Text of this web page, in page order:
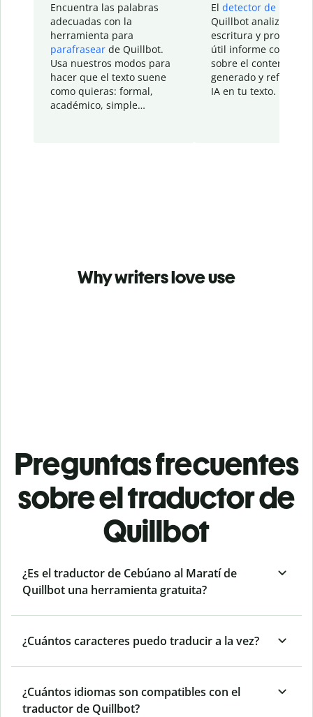
Encuentra las palabras
adecuadas con la
herramienta para
parafrasear de Quillbot.
Usa nuestros modos para
hacer que el texto suene
como quieras: formal,
académico, simple…
El detector de IA
Quillbot analiza tu
escritura y
útil informe con
sobre el contenido
generado y refinado
IA en tu texto.
Why writers love use
Preguntas frecuentes
sobre el traductor de
Quillbot
¿Es el traductor de Cebúano al Maratí de
Quillbot una herramienta gratuita?
¿Cuántos caracteres puedo traducir a la vez?
¿Cuántos idiomas son compatibles con el
traductor de Quillbot?